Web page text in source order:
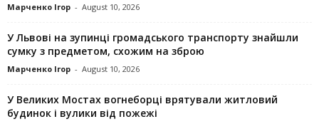
Марченко Ігор - August 10, 2026
У Львові на зупинці громадського транспорту знайшли
сумку з предметом, схожим на зброю
Марченко Ігор - August 10, 2026
У Великих Мостах вогнеборці врятували житловий
будинок і вулики від пожежі